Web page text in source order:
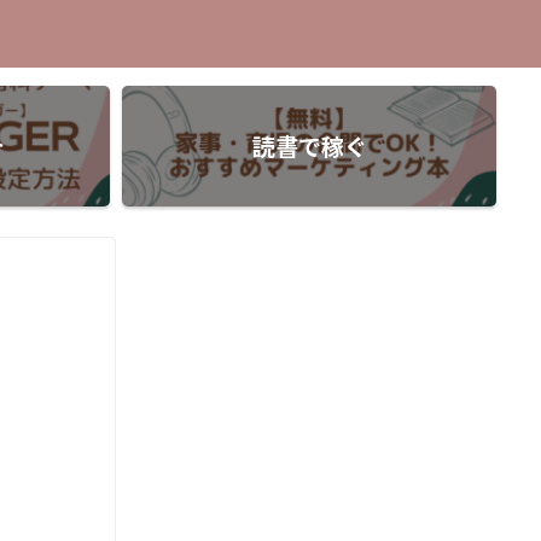
読書で稼ぐ